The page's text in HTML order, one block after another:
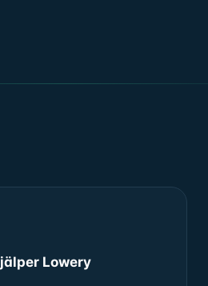
Lowery